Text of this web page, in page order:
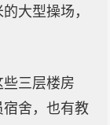
大型操场，
三层楼房
舍，也有教